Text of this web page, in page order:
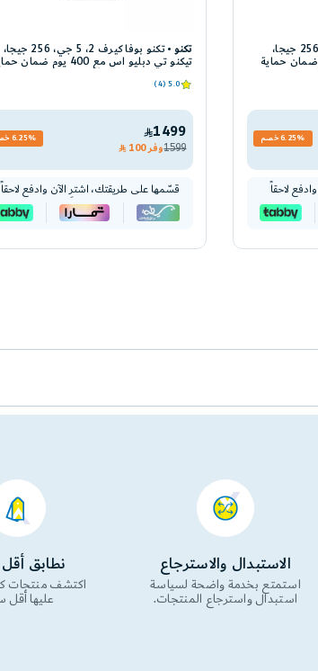
تكنو بوفا كيرف 2، 5 جي، 256 جيجا،
اس مع 400 يوم ضمان حماية
6.25% خصم
لاحقاً
تكنو
تكنو بوفا كيرف 2، 5 جي، 256 جيجا،
تيكنو تي دبليو اس مع 400 يوم ضمان
5.0 (4)
1499
1599وفر100
6.25% خصم
قسّمها على طريقتك، اشترِ الآن وادفع لاحقاً
الاستبدال والاسترجاع
استمتع بخدمة واضحة لسياسة
استبدال واسترجاع المنتجات.
نطابق
اكتشف منتجات
عليها أقل